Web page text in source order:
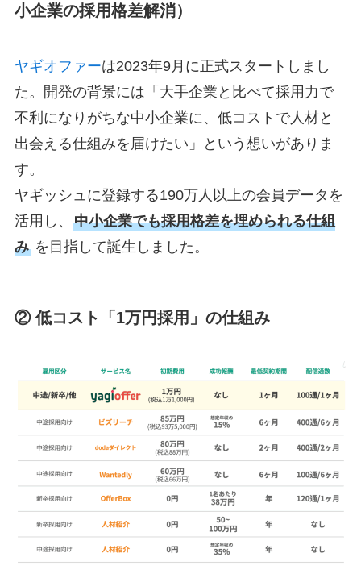
小企業の採用格差解消）
ヤギオファーは2023年9月に正式スタートしまし
た。開発の背景には「大手企業と比べて採用力で
不利になりがちな中小企業に、低コストで人材と
出会える仕組みを届けたい」という想いがありま
す。
ヤギッシュに登録する190万人以上の会員データを
活用し、 中小企業でも採用格差を埋められる仕組
みを目指して誕生しました。
② 低コスト「1万円採用」の仕組み